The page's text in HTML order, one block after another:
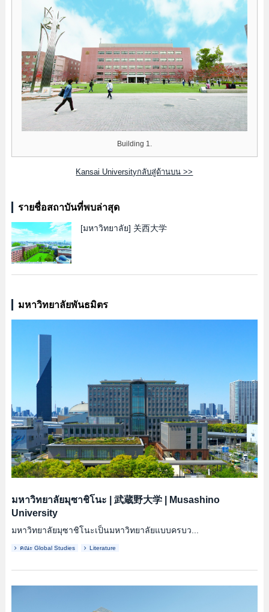
Building 1.
Kansai Universityกลับสู่ด้านบน >>
รายชื่อสถาบันที่พบล่าสุด
[มหาวิทยาลัย] 关西大学
มหาวิทยาลัยพันธมิตร
มหาวิทยาลัยมุซาชิโนะ 武蔵野大学|
Musashino
University
มหาวิทยาลัยมุซาชิโนะเป็นมหาวิทยาลัยแบบครบว...
คณะ Global Studies Literature